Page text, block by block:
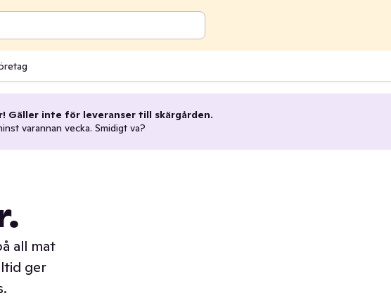
Gäller inte för leveranser till skärgården.
varannan vecka. Smidigt va?
all mat
ger